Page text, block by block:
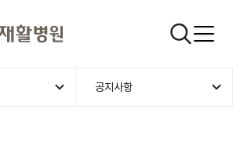
검색창
공지사항